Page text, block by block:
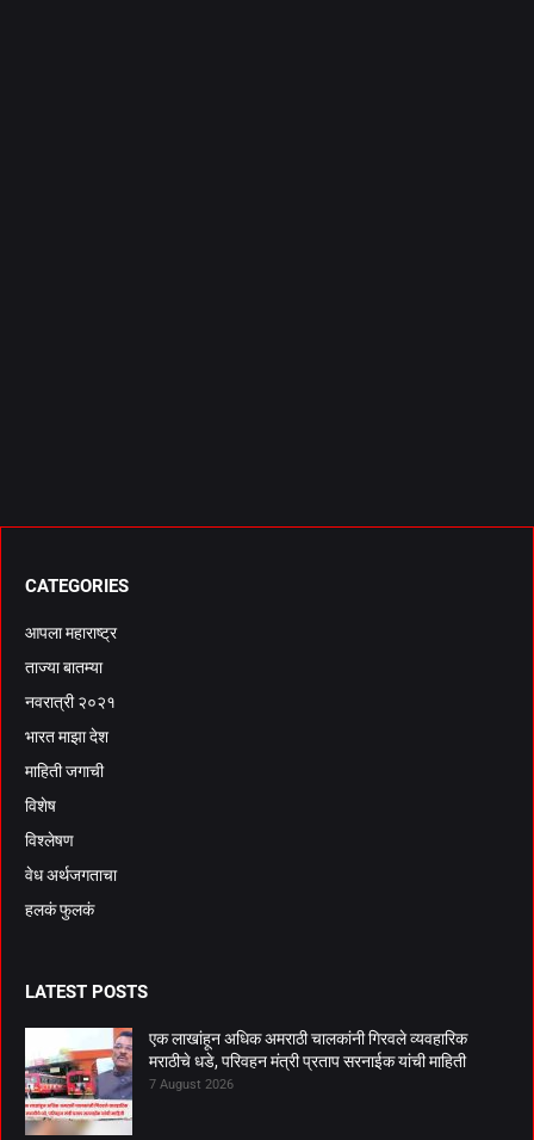
CATEGORIES
आपला महाराष्ट्र
ताज्या बातम्या
नवरात्री २०२१
भारत माझा देश
माहिती जगाची
विशेष
विश्लेषण
वेध अर्थजगताचा
हलकं फुलकं
LATEST POSTS
एक लाखांहून अधिक अमराठी चालकांनी गिरवले व्यवहारिक
मराठीचे धडे, परिवहन मंत्री प्रताप सरनाईक यांची माहिती
7 August 2026